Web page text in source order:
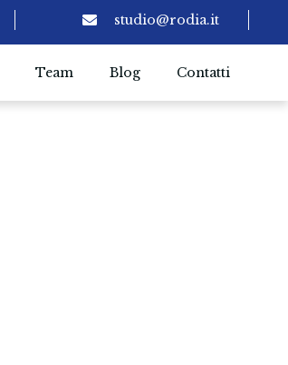
studio@rodia.it
Team Blog Contatti